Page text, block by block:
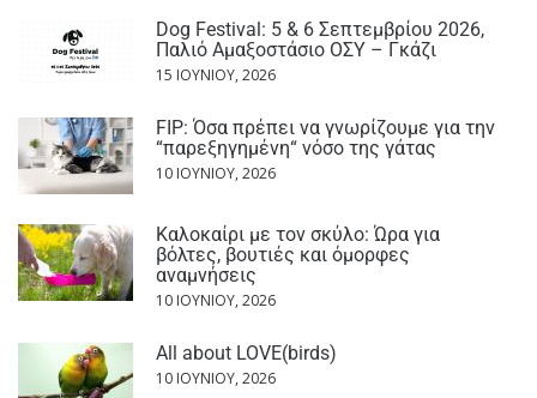
Dog Festival: 5 & 6 Σεπτεμβρίου 2026,
Παλιό Αμαξοστάσιο ΟΣΥ – Γκάζι
15 ΙΟΥΝΊΟΥ, 2026
FIP: Όσα πρέπει να γνωρίζουμε για την
“παρεξηγημένη“ νόσο της γάτας
10 ΙΟΥΝΊΟΥ, 2026
Καλοκαίρι με τον σκύλο: Ώρα για
βόλτες, βουτιές και όμορφες
αναμνήσεις
10 ΙΟΥΝΊΟΥ, 2026
All about LOVE(birds)
10 ΙΟΥΝΊΟΥ, 2026